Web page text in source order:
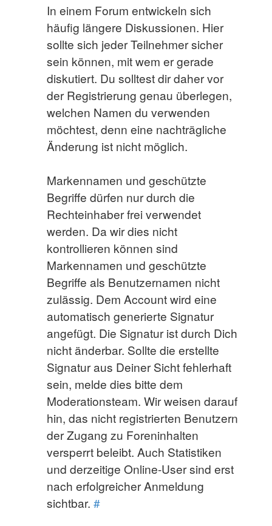
In einem Forum entwickeln sich
häufig längere Diskussionen. Hier
sollte sich jeder Teilnehmer sicher
sein können, mit wem er gerade
diskutiert. Du solltest dir daher vor
der Registrierung genau überlegen,
welchen Namen du verwenden
möchtest, denn eine nachträgliche
Änderung ist nicht möglich.
Markennamen und geschützte
Begriffe dürfen nur durch die
Rechteinhaber frei verwendet
werden. Da wir dies nicht
kontrollieren können sind
Markennamen und geschützte
Begriffe als Benutzernamen nicht
zulässig. Dem Account wird eine
automatisch generierte Signatur
angefügt. Die Signatur ist durch Dich
nicht änderbar. Sollte die erstellte
Signatur aus Deiner Sicht fehlerhaft
sein, melde dies bitte dem
Moderationsteam. Wir weisen darauf
hin, das nicht registrierten Benutzern
der Zugang zu Foreninhalten
versperrt beleibt. Auch Statistiken
und derzeitige Online-User sind erst
nach erfolgreicher Anmeldung
sichtbar. #